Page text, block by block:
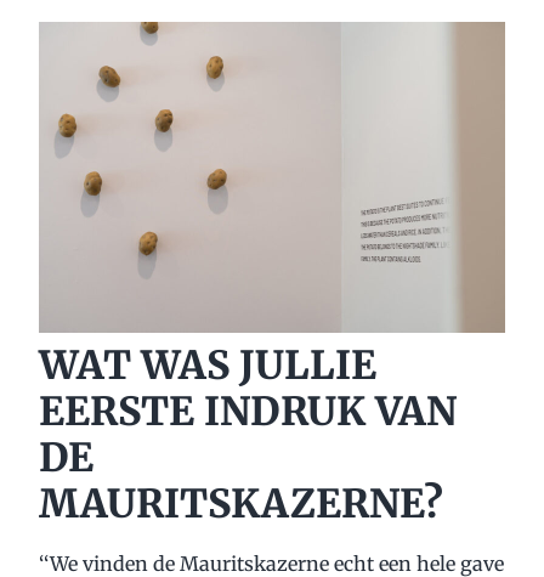
WAT WAS JULLIE
EERSTE INDRUK VAN
DE
MAURITSKAZERNE?
‘‘We vinden de Mauritskazerne echt een hele gave